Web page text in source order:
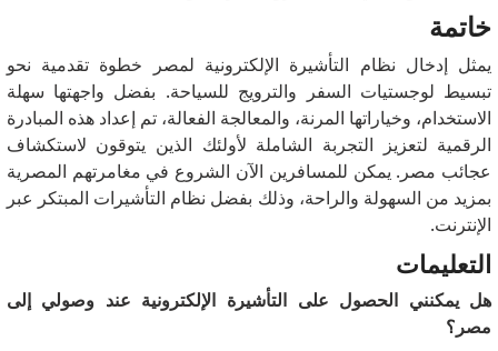
خاتمة
يمثل إدخال نظام التأشيرة الإلكترونية لمصر خطوة تقدمية نحو
تبسيط لوجستيات السفر والترويج للسياحة. بفضل واجهتها سهلة
الاستخدام، وخياراتها المرنة، والمعالجة الفعالة، تم إعداد هذه المبادرة
الرقمية لتعزيز التجربة الشاملة لأولئك الذين يتوقون لاستكشاف
عجائب مصر. يمكن للمسافرين الآن الشروع في مغامرتهم المصرية
بمزيد من السهولة والراحة، وذلك بفضل نظام التأشيرات المبتكر عبر
الإنترنت.
التعليمات
هل يمكنني الحصول على التأشيرة الإلكترونية عند وصولي إلى
مصر؟